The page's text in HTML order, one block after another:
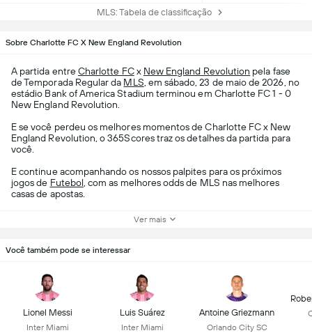
MLS: Tabela de classificação
Sobre Charlotte FC X New England Revolution
A partida entreCharlotte FCx New England Revolution pela fase
de Temporada Regular da MLS , em sábado, 23 de maio de 2026, no
estádio Bank of America Stadium terminou em Charlotte FC 1 - 0
New England Revolution.
E se você perdeu os melhores momentos de Charlotte FC x New
England Revolution, o 365Scores traz os detalhes da partida para
você.
E continue acompanhando os nossos palpites para os próximos
jogos de Futebol , com as melhores odds de MLS nas melhores
casas de apostas.
Ver mais
Você também pode se interessar
Lionel Messi
Inter Miami
Luis Suárez
Inter Miami
Antoine Griezmann
Orlando City SC